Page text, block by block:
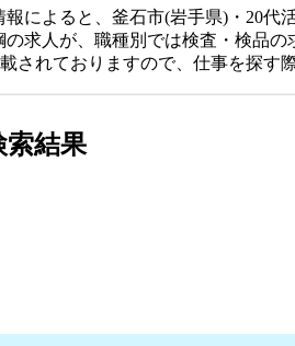
によると、釜石市(岩手県)・20
求人が、職種別では検査・検品の
されておりますので、仕事を探す
索結果